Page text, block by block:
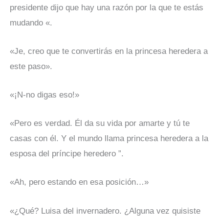
presidente dijo que hay una razón por la que te estás
mudando «.
«Je, creo que te convertirás en la princesa heredera a
este paso».
«¡N-no digas eso!»
«Pero es verdad. Él da su vida por amarte y tú te
casas con él. Y el mundo llama princesa heredera a la
esposa del príncipe heredero ”.
«Ah, pero estando en esa posición…»
«¿Qué? Luisa del invernadero. ¿Alguna vez quisiste